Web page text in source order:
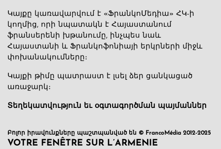
Կայքը կառավարվում է «ՖրանկոՄեդիա» ՀԿ-ի
կողմից, որի նպատակն է Հայաստանում
ֆրանսերենի խթանումը, ինչպես նաև
Հայաստանի և Ֆրանկոֆոնիայի երկրների միջև
փոխանակումները։
Կայքի թիմը պատրաստ է լսել ձեր ցանկացած
առաջարկ։
Տեղեկատվություն եւ օգտագործման պայմաններ
Բոլոր իրավունքները պաշտպանված են © FrancoMédia 2012-2025
VOTRE FENÊTRE SUR L’ARMENIE